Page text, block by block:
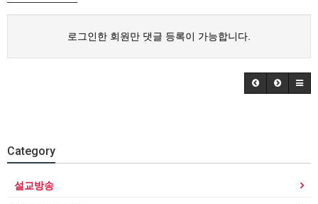
로그인한 회원만 댓글 등록이 가능합니다.
Category
설교방송